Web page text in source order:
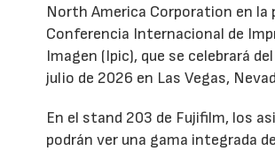
North America Corporation en la
Conferencia Internacional de
Imagen (Ipic), que se celebrará
julio de 2026 en Las Vegas,
En el stand 203 de Fujifilm, los
podrán ver una gama integrada de